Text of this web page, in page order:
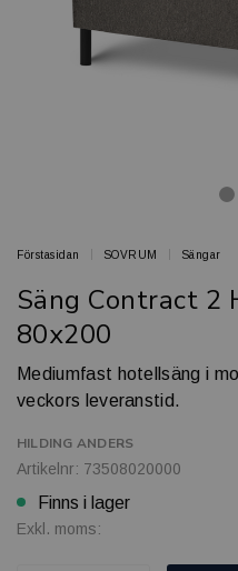
Förstasidan SOVRUM Sängar
Säng Contract 2
80x200
Mediumfast hotellsäng i
veckors leveranstid.
HILDING ANDERS
Artikelnr: 73508020000
Finns i lager
Exkl. moms: